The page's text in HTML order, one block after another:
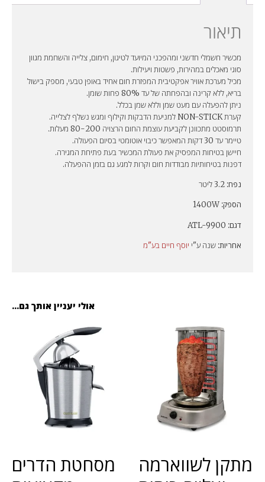
אולי יעניין אותך גם...
מתקן לשווארמה
מסחטת הדרים
תיאור
מכשיר חשמלי חדשני ומהפכני המיועד לטיגון, חימום, צלייה והשחמת מגוון
סוגי מאכלים במהירות, פשטות ויעילות.
מכיל מערכת אוויר אפקטיבית המפזרת חום אחיד באופן טבעי, מספק בישול
בריא, ללא קרינה ובהפחתה של עד 80% פחות שומן.
ניתן להפעלה עם מעט שמן וללא שמן בכלל.
קערת NON-STICK למניעת הדבקות וקילוף ומגש נשלף לצלייה.
תרמוסטט מתכוונן לקביעת עוצמת החום הרצויה 80-200 מעלות.
טיימר עד 30 דקות המאפשר כיבוי אוטומטי בסיום הפעולה.
חיישן בטיחות המפסיק את פעולת המכשיר בעת פתיחת המגירה.
דפנות בטיחותיות מבודדות חום וקרות למגע גם בזמן ההפעלה.
נפח:
הספק:
דגם:
אחריות: שנה ע"י יוסף חיים בע"מ